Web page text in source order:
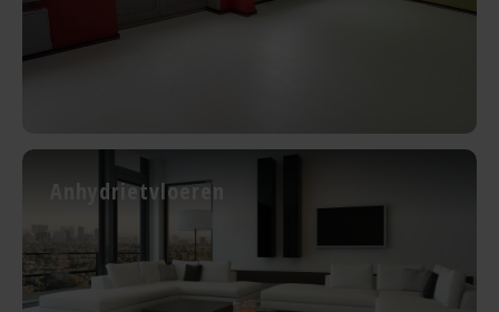
Anhydrietvloeren